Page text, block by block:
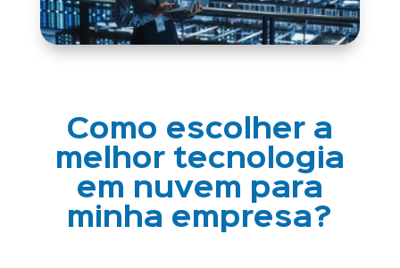
Como escolher a
melhor tecnologia
em nuvem para
minha empresa?